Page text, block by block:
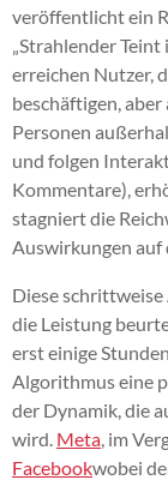
veröffentlicht ein
„Strahlender
erreichen Nutzer,
beschäftigen,
Personen
und folgen
Kommentare),
stagniert die
Auswirkungen auf
Diese
die Leistung
erst einige
Algorithmus eine
der Dynamik, die
wird. Meta , im
Facebookwobei